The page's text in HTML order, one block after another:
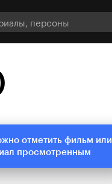
отметить фильм или
просмотренным